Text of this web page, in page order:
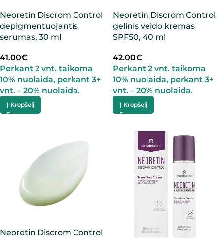
Neoretin Discrom Control
depigmentuojantis
serumas, 30 ml
41.00€
Perkant 2 vnt. taikoma
10% nuolaida, perkant 3+
vnt. – 20% nuolaida.
Į Krepšelį
Neoretin Discrom Control
gelinis veido kremas
SPF50, 40 ml
42.00€
Perkant 2 vnt. taikoma
10% nuolaida, perkant 3+
vnt. – 20% nuolaida.
Į Krepšelį
Neoretin Discrom Control